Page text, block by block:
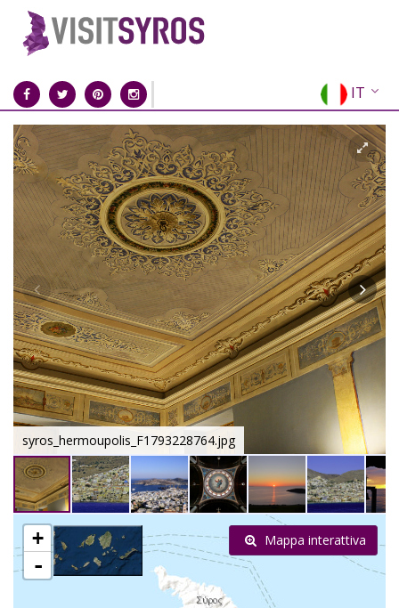
IT
EN
EL
FR
DE
ES
RU
CN
syros_hermoupolis_F1793228764.jpg
+
-
Mappa interattiva